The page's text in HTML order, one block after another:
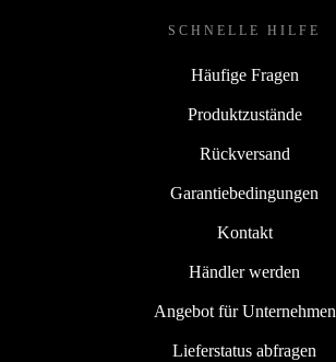
SCHNELLE HILFE
Häufige Fragen
Produktzustände
Rückversand
Garantiebedingungen
Kontakt
Händler werden
Angebot für Unternehmen
Lieferstatus abfragen